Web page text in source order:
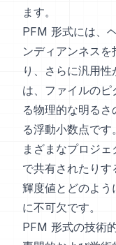
ます。
PFM 形式には、
ンディアンネス
り、さらに汎用
は、ファイルの
る物理的な明る
る浮動小数点で
まざまなプロジ
で共有されたり
輝度値とどのよう
に不可欠です。
PFM 形式の技術